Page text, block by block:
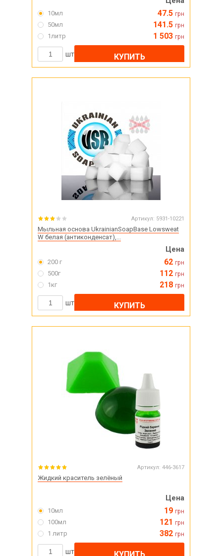
10мл 47.5 грн
50мл 141.5 грн
1литр 1 503 грн
шт КУПИТЬ
Артикул: 5931-10221
Мыльная основа UkrainianSoapBase Lowsweat
W белая (антиконденсат),...
Цена
200 г 62 грн
500г 112 грн
1кг 218 грн
шт КУПИТЬ
Артикул: 446-3617
Жидкий краситель зелёный
Цена
10мл 19 грн
100мл 121 грн
1 литр 382 грн
шт КУПИТЬ